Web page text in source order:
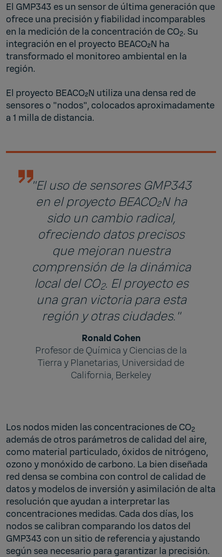
El GMP343 es un sensor de última generación que
ofrece una precisión y fiabilidad incomparables
en la medición de la concentración de CO2. Su
integración en el proyecto BEACO₂N ha
transformado el monitoreo ambiental en la
región.
El proyecto BEACO₂N utiliza una densa red de
sensores o "nodos", colocados aproximadamente
a 1 milla de distancia.
"El uso de sensores GMP343
en el proyecto BEACO₂N ha
sido un cambio radical,
ofreciendo datos precisos
que mejoran nuestra
comprensión de la dinámica
local del CO2. El proyecto es
una gran victoria para esta
región y otras ciudades."
Ronald Cohen
Profesor de Química y Ciencias de la
Tierra y Planetarias, Universidad de
California, Berkeley
Los nodos miden las concentraciones de CO2
además de otros parámetros de calidad del aire,
como material particulado, óxidos de nitrógeno,
ozono y monóxido de carbono. La bien diseñada
red densa se combina con control de calidad de
datos y modelos de inversión y asimilación de alta
resolución que ayudan a interpretar las
concentraciones medidas. Cada dos días, los
nodos se calibran comparando los datos del
GMP343 con un sitio de referencia y ajustando
según sea necesario para garantizar la precisión.